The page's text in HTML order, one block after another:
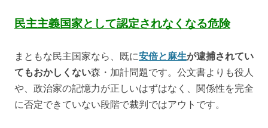
民主主義国家として認定されなくなる危険
まともな民主国家なら、既に安倍と麻生が逮捕されてい
てもおかしくない森・加計問題です。公文書よりも役人
や、政治家の記憶力が正しいはずはなく、関係性を完全
に否定できていない段階で裁判ではアウトです。